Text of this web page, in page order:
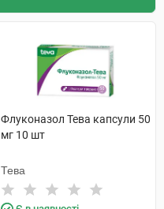
Флуконазол Тева капсули 50
мг 10 шт
Тева